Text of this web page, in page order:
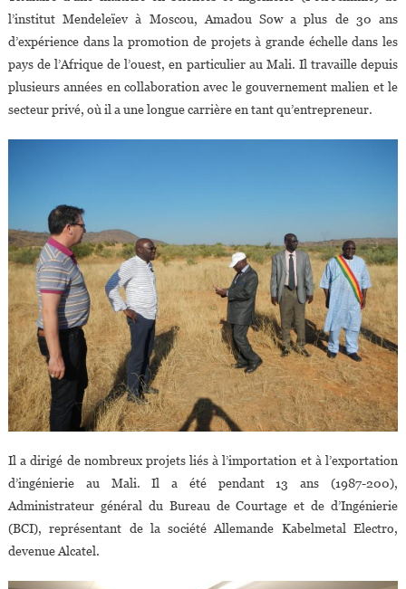
l’institut Mendeleïev à Moscou, Amadou Sow a plus de 30 ans
d’expérience dans la promotion de projets à grande échelle dans les
pays de l’Afrique de l’ouest, en particulier au Mali. Il travaille depuis
plusieurs années en collaboration avec le gouvernement malien et le
secteur privé, où il a une longue carrière en tant qu’entrepreneur.
Il a dirigé de nombreux projets liés à l’importation et à l’exportation
d’ingénierie au Mali. Il a été pendant 13 ans (1987-200),
Administrateur général du Bureau de Courtage et de d’Ingénierie
(BCI), représentant de la société Allemande Kabelmetal Electro,
devenue Alcatel.